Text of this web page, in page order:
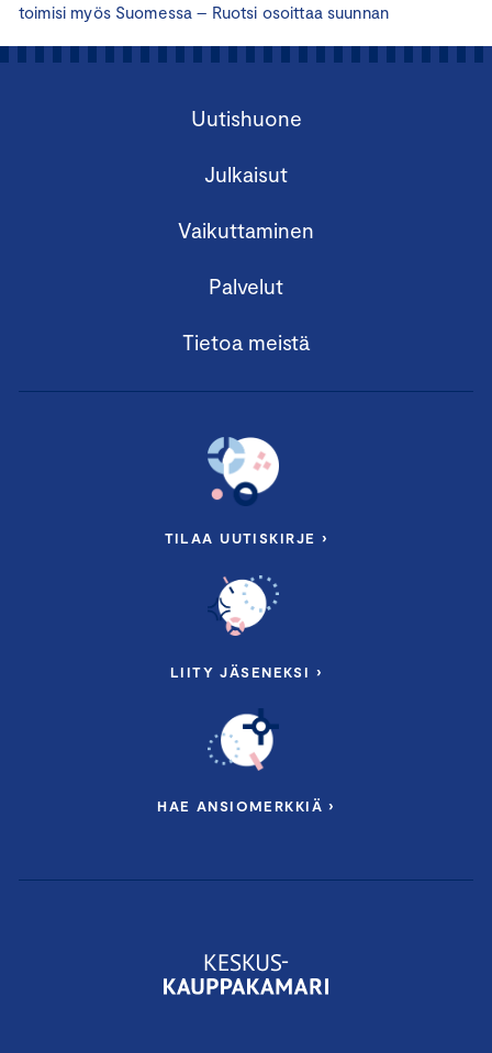
toimisi myös Suomessa – Ruotsi osoittaa suunnan
Uutishuone
Julkaisut
Vaikuttaminen
Palvelut
Tietoa meistä
TILAA UUTISKIRJE ›
LIITY JÄSENEKSI ›
HAE ANSIOMERKKIÄ ›